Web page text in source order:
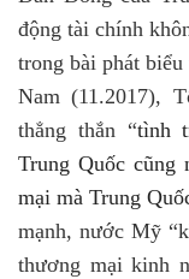
động tài chính
trong bài phát
Nam (11.2017),
thẳng thắn “tình
Trung Quốc
mại mà Trung
mạnh, nước Mỹ “
thương mại kinh